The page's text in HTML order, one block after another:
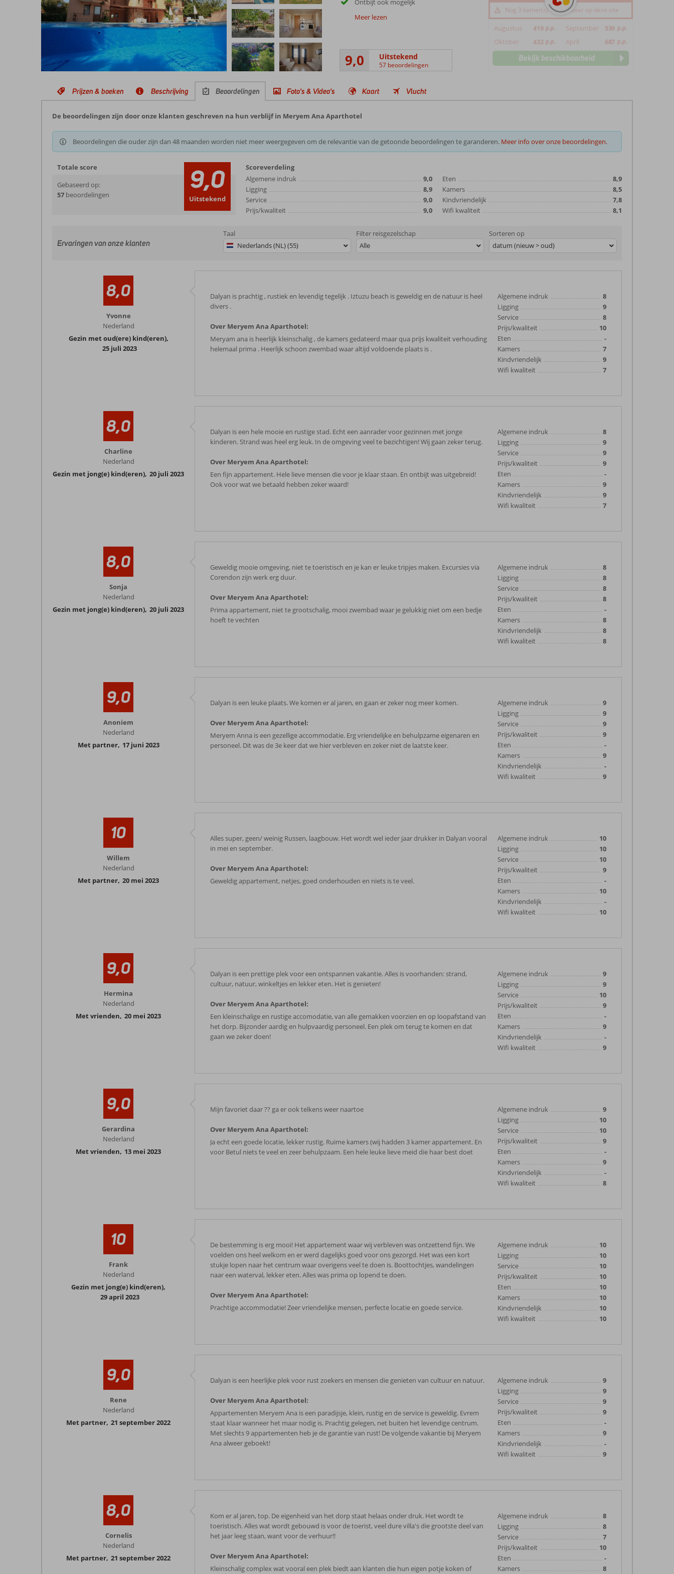
Ontbijt ook mogelijk
Meer lezen
9,0 Uitstekend
57 beoordelingen
Nog 3 kamer(s) beschikbaar op deze site
Augustus 419 p.p. September 539 p.p.
Oktober 432 p.p. April 687 p.p.
Bekijk beschikbaarheid
Prijzen & boeken Beschrijving Beoordelingen Foto's & Video's Kaart Vlucht
De beoordelingen zijn door onze klanten geschreven na hun verblijf in Meryem Ana Aparthotel
Beoordelingen die ouder zijn dan 48 maanden worden niet meer weergegeven om de relevantie van de getoonde beoordelingen te garanderen. Meer info over onze beoordelingen.
Totale score
Gebaseerd op:
57 beoordelingen 9,0
Uitstekend
Scoreverdeling
Algemene indruk
9,0
Ligging
8,9
Service
9,0
Prijs/kwaliteit
9,0
Eten
8,9
Kamers
8,5
Kindvriendelijk
7,8
Wifi kwaliteit
8,1
Ervaringen van onze klanten
Taal
Nederlands (NL) (55)
Filter reisgezelschap
Alle
Sorteren op
datum (nieuw > oud)
8,0
Yvonne
Nederland
Gezin met oud(ere) kind(eren),
25 juli 2023
Dalyan is prachtig , rustiek en levendig tegelijk . Iztuzu beach is geweldig en de natuur is heel
divers .
Over Meryem Ana Aparthotel:
Meryam ana is heerlijk kleinschalig , de kamers gedateerd maar qua prijs kwaliteit verhouding
helemaal prima . Heerlijk schoon zwembad waar altijd voldoende plaats is .
Algemene indruk
8
Ligging
9
Service
8
Prijs/kwaliteit
10
Eten
-
Kamers
7
Kindvriendelijk
9
Wifi kwaliteit
7
8,0
Charline
Nederland
Gezin met jong(e) kind(eren), 20 juli 2023
Dalyan is een hele mooie en rustige stad. Echt een aanrader voor gezinnen met jonge
kinderen. Strand was heel erg leuk. In de omgeving veel te bezichtigen! Wij gaan zeker terug.
Over Meryem Ana Aparthotel:
Een fijn appartement. Hele lieve mensen die voor je klaar staan. En ontbijt was uitgebreid!
Ook voor wat we betaald hebben zeker waard!
Algemene indruk
8
Ligging
9
Service
9
Prijs/kwaliteit
9
Eten
-
Kamers
9
Kindvriendelijk
9
Wifi kwaliteit
7
8,0
Sonja
Nederland
Gezin met jong(e) kind(eren), 20 juli 2023
Geweldig mooie omgeving, niet te toeristisch en je kan er leuke tripjes maken. Excursies via
Corendon zijn werk erg duur.
Over Meryem Ana Aparthotel:
Prima appartement, niet te grootschalig, mooi zwembad waar je gelukkig niet om een bedje
hoeft te vechten
Algemene indruk
8
Ligging
8
Service
8
Prijs/kwaliteit
8
Eten
-
Kamers
8
Kindvriendelijk
8
Wifi kwaliteit
8
9,0
Anoniem
Nederland
Met partner, 17 juni 2023
Dalyan is een leuke plaats. We komen er al jaren, en gaan er zeker nog meer komen.
Over Meryem Ana Aparthotel:
Meryem Anna is een gezellige accommodatie. Erg vriendelijke en behulpzame eigenaren en
personeel. Dit was de 3e keer dat we hier verbleven en zeker niet de laatste keer.
Algemene indruk
9
Ligging
9
Service
9
Prijs/kwaliteit
9
Eten
-
Kamers
9
Kindvriendelijk
-
Wifi kwaliteit
9
10
Willem
Nederland
Met partner, 20 mei 2023
Alles super, geen/ weinig Russen, laagbouw. Het wordt wel ieder jaar drukker in Dalyan vooral
in mei en september.
Over Meryem Ana Aparthotel:
Geweldig appartement, netjes, goed onderhouden en niets is te veel.
Algemene indruk
10
Ligging
10
Service
10
Prijs/kwaliteit
9
Eten
-
Kamers
10
Kindvriendelijk
-
Wifi kwaliteit
10
9,0
Hermina
Nederland
Met vrienden, 20 mei 2023
Dalyan is een prettige plek voor een ontspannen vakantie. Alles is voorhanden: strand,
cultuur, natuur, winkeltjes en lekker eten. Het is genieten!
Over Meryem Ana Aparthotel:
Een kleinschalige en rustige accomodatie, van alle gemakken voorzien en op loopafstand van
het dorp. Bijzonder aardig en hulpvaardig personeel. Een plek om terug te komen en dat
gaan we zeker doen!
Algemene indruk
9
Ligging
9
Service
10
Prijs/kwaliteit
9
Eten
-
Kamers
9
Kindvriendelijk
-
Wifi kwaliteit
9
9,0
Gerardina
Nederland
Met vrienden, 13 mei 2023
Mijn favoriet daar ?? ga er ook telkens weer naartoe
Over Meryem Ana Aparthotel:
Ja echt een goede locatie, lekker rustig. Ruime kamers (wij hadden 3 kamer appartement. En
voor Betul niets te veel en zeer behulpzaam. Een hele leuke lieve meid die haar best doet
Algemene indruk
9
Ligging
10
Service
10
Prijs/kwaliteit
9
Eten
-
Kamers
9
Kindvriendelijk
-
Wifi kwaliteit
8
10
Frank
Nederland
Gezin met jong(e) kind(eren),
29 april 2023
De bestemming is erg mooi! Het appartement waar wij verbleven was ontzettend fijn. We
voelden ons heel welkom en er werd dagelijks goed voor ons gezorgd. Het was een kort
stukje lopen naar het centrum waar overigens veel te doen is. Boottochtjes, wandelingen
naar een waterval, lekker eten. Alles was prima op lopend te doen.
Over Meryem Ana Aparthotel:
Prachtige accommodatie! Zeer vriendelijke mensen, perfecte locatie en goede service.
Algemene indruk
10
Ligging
10
Service
10
Prijs/kwaliteit
10
Eten
10
Kamers
10
Kindvriendelijk
10
Wifi kwaliteit
10
9,0
Rene
Nederland
Met partner, 21 september 2022
Dalyan is een heerlijke plek voor rust zoekers en mensen die genieten van cultuur en natuur.
Over Meryem Ana Aparthotel:
Appartementen Meryem Ana is een paradijsje, klein, rustig en de service is geweldig. Evrem
staat klaar wanneer het maar nodig is. Prachtig gelegen, net buiten het levendige centrum.
Met slechts 9 appartementen heb je de garantie van rust! De volgende vakantie bij Meryem
Ana alweer geboekt!
Algemene indruk
9
Ligging
9
Service
9
Prijs/kwaliteit
9
Eten
-
Kamers
9
Kindvriendelijk
-
Wifi kwaliteit
9
8,0
Cornelis
Nederland
Met partner, 21 september 2022
Kom er al jaren, top. De eigenheid van het dorp staat helaas onder druk. Het wordt te
toeristisch. Alles wat wordt gebouwd is voor de toerist, veel dure villa's die grootste deel van
het jaar leeg staan, want voor de verhuur!!
Over Meryem Ana Aparthotel:
Kleinschalig complex wat vooral een plek biedt aan klanten die hun eigen potje koken of
Algemene indruk
8
Ligging
8
Service
7
Prijs/kwaliteit
10
Eten
-
Kamers
8